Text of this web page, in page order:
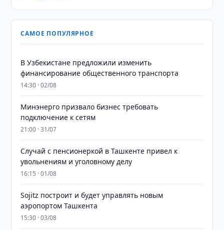
САМОЕ ПОПУЛЯРНОЕ
В Узбекистане предложили изменить
финансирование общественного транспорта
14:30 · 02/08
Минэнерго призвало бизнес требовать
подключение к сетям
21:00 · 31/07
Случай с пенсионеркой в Ташкенте привел к
увольнениям и уголовному делу
16:15 · 01/08
Sojitz построит и будет управлять новым
аэропортом Ташкента
15:30 · 03/08